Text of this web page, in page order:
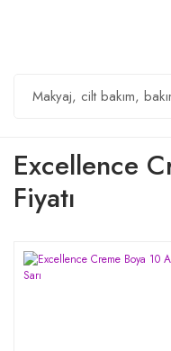
Excellence
Fiyatı